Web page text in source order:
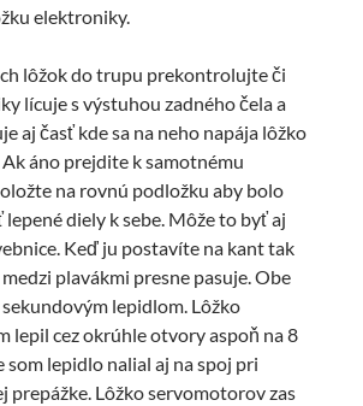
elektroniky.
lôžok do trupu prekontrolujte či
lícuje s výstuhou zadného čela a
aj časť kde sa na neho napája lôžko
áno prejdite k samotnému
na rovnú podložku aby bolo
diely k sebe. Môže to byť aj
Keď ju postavíte na kant tak
plavákmi presne pasuje. Obe
lepidlom. Lôžko
lepil cez okrúhle otvory aspoň na 8
som lepidlo nalial aj na spoj pri
prepážke. Lôžko servomotorov zas